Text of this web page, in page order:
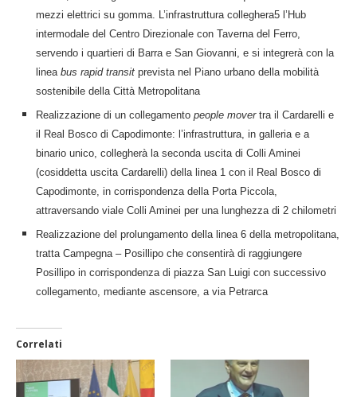
mezzi elettrici su gomma. L’infrastruttura colleghera5 l’Hub
intermodale del Centro Direzionale con Taverna del Ferro,
servendo i quartieri di Barra e San Giovanni, e si integrerà con la
linea bus rapid transit prevista nel Piano urbano della mobilità
sostenibile della Città Metropolitana
Realizzazione di un collegamento people mover tra il Cardarelli e
il Real Bosco di Capodimonte: l’infrastruttura, in galleria e a
binario unico, collegherà la seconda uscita di Colli Aminei
(cosiddetta uscita Cardarelli) della linea 1 con il Real Bosco di
Capodimonte, in corrispondenza della Porta Piccola,
attraversando viale Colli Aminei per una lunghezza di 2 chilometri
Realizzazione del prolungamento della linea 6 della metropolitana,
tratta Campegna – Posillipo che consentirà di raggiungere
Posillipo in corrispondenza di piazza San Luigi con successivo
collegamento, mediante ascensore, a via Petrarca
Correlati